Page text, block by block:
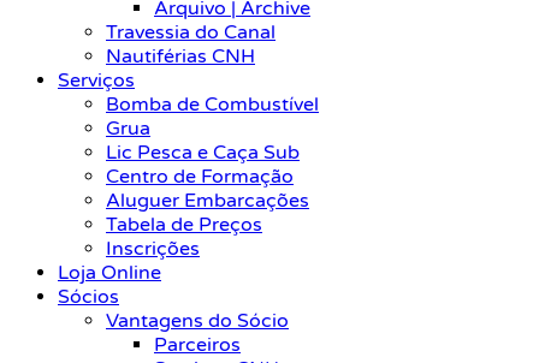
Arquivo | Archive
Travessia do Canal
Nautiférias CNH
Serviços
Bomba de Combustível
Grua
Lic Pesca e Caça Sub
Centro de Formação
Aluguer Embarcações
Tabela de Preços
Inscrições
Loja Online
Sócios
Vantagens do Sócio
Parceiros